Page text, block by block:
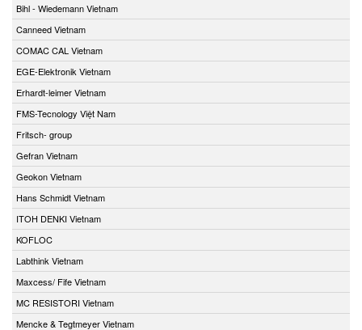
Bihl - Wiedemann Vietnam
Canneed Vietnam
COMAC CAL Vietnam
EGE-Elektronik Vietnam
Erhardt-leimer Vietnam
FMS-Tecnology Việt Nam
Fritsch- group
Gefran Vietnam
Geokon Vietnam
Hans Schmidt Vietnam
ITOH DENKI Vietnam
KOFLOC
Labthink Vietnam
Maxcess/ Fife Vietnam
MC RESISTORI Vietnam
Mencke & Tegtmeyer Vietnam